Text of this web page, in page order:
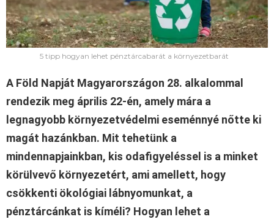
5 tipp hogyan lehet pénztárcabarát a környezetbarát
A Föld Napját Magyarországon 28. alkalommal
rendezik meg április 22-én, amely mára a
legnagyobb környezetvédelmi eseménnyé nőtte ki
magát hazánkban. Mit tehetünk a
mindennapjainkban, kis odafigyeléssel is a minket
körülvevő környezetért, ami amellett, hogy
csökkenti ökológiai lábnyomunkat, a
pénztárcánkat is kíméli? Hogyan lehet a